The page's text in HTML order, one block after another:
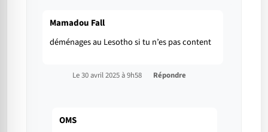
Mamadou Fall
déménages au Lesotho si tu n’es pas content
Le 30 avril 2025 à 9h58 Répondre
OMS